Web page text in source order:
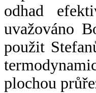
odhad
uvažováno
použit
plochou